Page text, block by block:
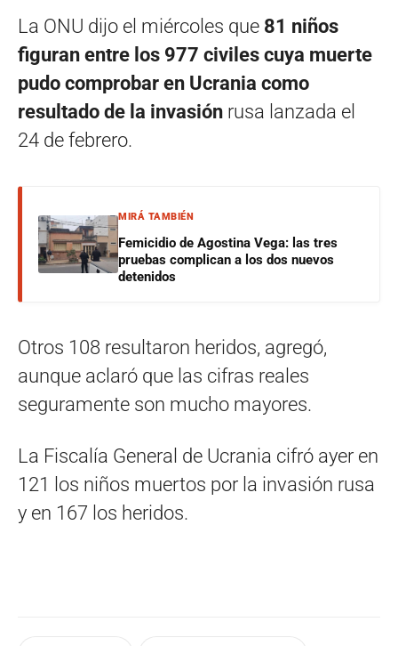
La ONU dijo el miércoles que 81 niños
figuran entre los 977 civiles cuya muerte
pudo comprobar en Ucrania como
resultado de la invasión rusa lanzada el
24 de febrero.
MIRÁ TAMBIÉN
Femicidio de Agostina Vega: las tres
pruebas complican a los dos nuevos
detenidos
Otros 108 resultaron heridos, agregó,
aunque aclaró que las cifras reales
seguramente son mucho mayores.
La Fiscalía General de Ucrania cifró ayer en
121 los niños muertos por la invasión rusa
y en 167 los heridos.